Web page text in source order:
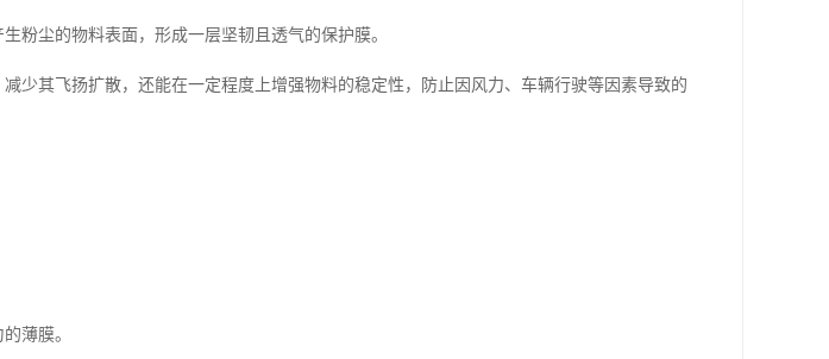
粉尘的物料表面，形成一层坚韧且透气的保护膜。
少其飞扬扩散，还能在一定程度上增强物料的稳定性，防止因风力、车辆行驶等因素导致的
薄膜。